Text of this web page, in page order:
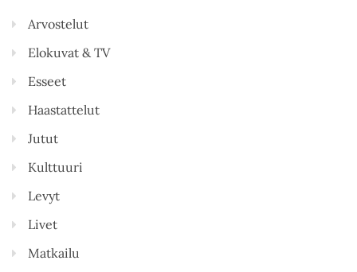
Arvostelut
Elokuvat & TV
Esseet
Haastattelut
Jutut
Kulttuuri
Levyt
Livet
Matkailu